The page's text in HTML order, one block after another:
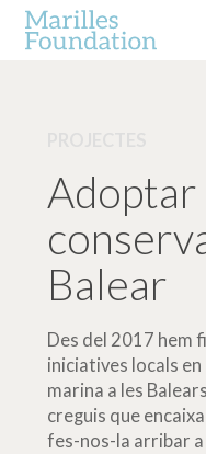
Adoptar
Balear
Des del 2017 hem
iniciatives locals
marina a les
creguis que
fes-nos-la arribar a